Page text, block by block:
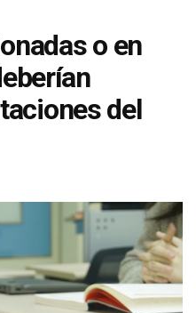
o en
del